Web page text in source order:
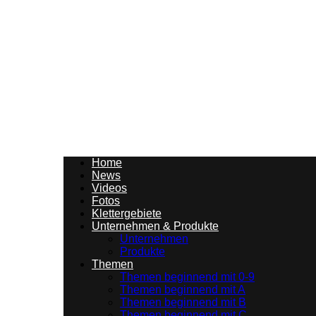
Home
News
Videos
Fotos
Klettergebiete
Unternehmen & Produkte
Unternehmen
Produkte
Themen
Themen beginnend mit 0-9
Themen beginnend mit A
Themen beginnend mit B